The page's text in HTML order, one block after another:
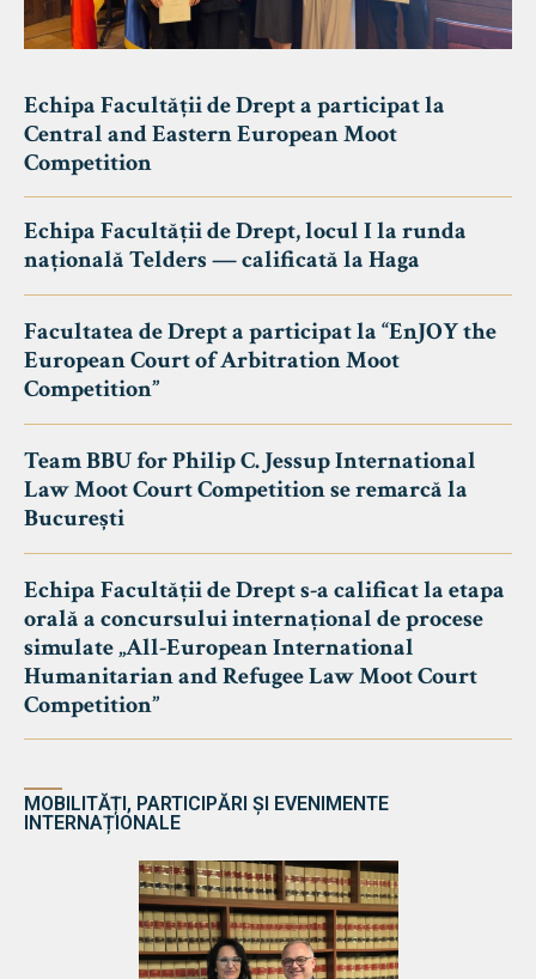
Echipa Facultății de Drept a participat la
Central and Eastern European Moot
Competition
Echipa Facultății de Drept, locul I la runda
națională Telders — calificată la Haga
Facultatea de Drept a participat la “EnJOY the
European Court of Arbitration Moot
Competition”
Team BBU for Philip C. Jessup International
Law Moot Court Competition se remarcă la
București
Echipa Facultății de Drept s-a calificat la etapa
orală a concursului internațional de procese
simulate „All-European International
Humanitarian and Refugee Law Moot Court
Competition”
MOBILITĂȚI, PARTICIPĂRI ȘI EVENIMENTE
INTERNAȚIONALE